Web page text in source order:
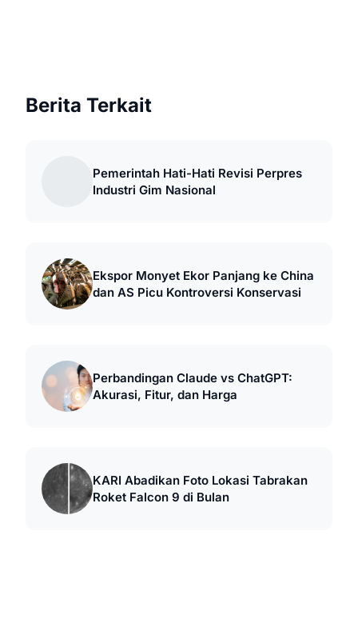
Berita Terkait
Pemerintah Hati-Hati Revisi Perpres
Industri Gim Nasional
Ekspor Monyet Ekor Panjang ke China
dan AS Picu Kontroversi Konservasi
Perbandingan Claude vs ChatGPT:
Akurasi, Fitur, dan Harga
KARI Abadikan Foto Lokasi Tabrakan
Roket Falcon 9 di Bulan